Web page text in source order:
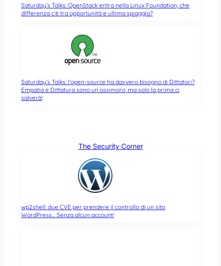
Saturday’s Talks: OpenStack entra nella Linux Foundation, che
differenza c’è tra opportunità e ultima spiaggia?
Saturday’s Talks: l’open-source ha davvero bisogno di Dittatori?
Empatia e Dittatura sono un ossimoro, ma solo la prima ci
salverà!
The Security Corner
wp2shell: due CVE per prendere il controllo di un sito
WordPress… Senza alcun account!